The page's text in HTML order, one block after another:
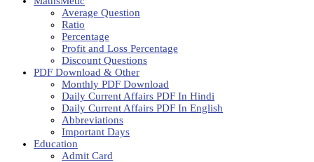
Average Question
Ratio
Percentage
Profit and Loss Percentage
Discount Questions
PDF Download & Other
Monthly PDF Download
Daily Current Affairs PDF In Hindi
Daily Current Affairs PDF In English
Abbreviations
Important Days
Education
Admit Card